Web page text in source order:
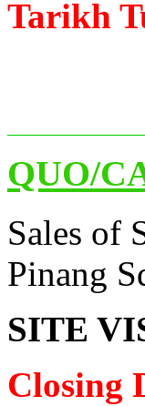
Tarikh
QUO/
Sales of
Pinang
SITE
Closing